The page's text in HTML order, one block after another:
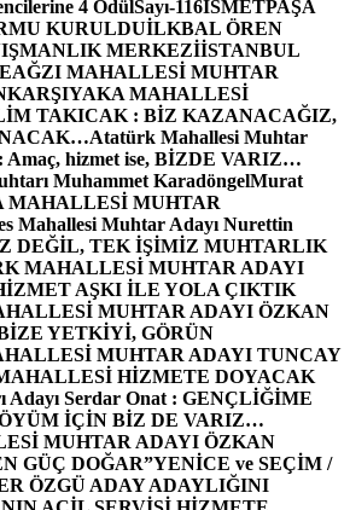
4 ÖdülSayı-116İSMETPAŞA
KURULDUİLKBAL ÖREN
MERKEZİİSTANBUL
MAHALLESİ MUHTAR
KARŞIYAKA MAHALLESİ
TAKICAK : BİZ KAZANACAĞIZ,
Atatürk Mahallesi Muhtar
: Amaç, hizmet ise, BİZDE VARIZ…
Muhammet KaradöngelMurat
MAHALLESİ MUHTAR
Mahallesi Muhtar Adayı Nurettin
DEĞİL, TEK İŞİMİZ MUHTARLIK
MAHALLESİ MUHTAR ADAYI
AŞKI İLE YOLA ÇIKTIK
MUHTAR ADAYI ÖZKAN
YETKİYİ, GÖRÜN
MUHTAR ADAYI TUNCAY
HİZMETE DOYACAK
Adayı Serdar Onat : GENÇLİĞİME
İÇİN BİZ DE VARIZ…
MUHTAR ADAYI ÖZKAN
GÜÇ DOĞAR”YENİCE ve SEÇİM /
ÖZGÜ ADAY ADAYLIĞINI